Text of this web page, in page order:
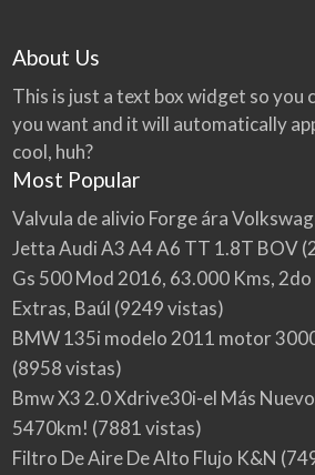
About Us
This is just a text box widget so you
you want and it will automatically
cool, huh?
Most Popular
Valvula de alivio Forge ára
Jetta Audi A3 A4 A6 TT 1.8T BOV
Gs 500 Mod 2016, 63.000 Kms,
Extras, Baúl (9249 vistas)
BMW 135i modelo 2011 motor
(8958 vistas)
Bmw X3 2.0 Xdrive30i-el Más
5470km! (7881 vistas)
Filtro De Aire De Alto Flujo K&N